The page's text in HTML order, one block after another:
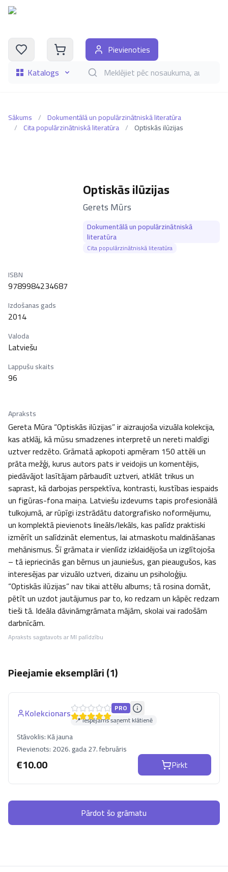
Katalogs Meklēt grāmatas pēc nosaukuma, autora,
Pievienoties
Sākums / Dokumentālā un populārzinātniskā literatūra
/ Cita populārzinātniskā literatūra / Optiskās ilūzijas
Optiskās ilūzijas
–
Gerets Mūrs
Dokumentālā un populārzinātniskā
literatūra
Cita populārzinātniskā literatūra
ISBN
9789984234687
Izdošanas gads
2014
Valoda
Latviešu
Lappušu skaits
96
Apraksts
Gereta Mūra “Optiskās ilūzijas” ir aizraujoša vizuāla kolekcija,
kas atklāj, kā mūsu smadzenes interpretē un nereti maldīgi
uztver redzēto. Grāmatā apkopoti apmēram 150 attēli un
prāta mežģi, kurus autors pats ir veidojis un komentējis,
piedāvājot lasītājam pārbaudīt uztveri, atklāt trikus un
saprast, kā darbojas perspektīva, kontrasti, kustības iespaids
un figūras-fona maiņa. Latviešu izdevums tapis profesionālā
tulkojumā, ar rūpīgi izstrādātu datorgrafisko noformējumu,
un komplektā pievienots lineāls/lekāls, kas palīdz praktiski
izmērīt un salīdzināt elementus, lai atmaskotu maldināšanas
mehānismus. Šī grāmata ir vienlīdz izklaidējoša un izglītojoša
– tā iepriecinās gan bērnus un jauniešus, gan pieaugušos, kas
interesējas par vizuālo uztveri, dizainu un psiholoģiju.
“Optiskās ilūzijas” nav tikai attēlu albums; tā rosina domāt,
pētīt un uzdot jautājumus par to, ko redzam un kāpēc redzam
tieši tā. Ideāla dāvināmgrāmata mājām, skolai vai radošām
darbnīcām.
Apraksts sagatavots ar MI palīdzību
Pieejamie eksemplāri (1)
Kolekcionars
PRO
📍 Iespējams saņemt klātienē
Stāvoklis:Kā jauna
Pievienots:2026. gada 27. februāris
€10.00 Pirkt
Pārdot šo grāmatu